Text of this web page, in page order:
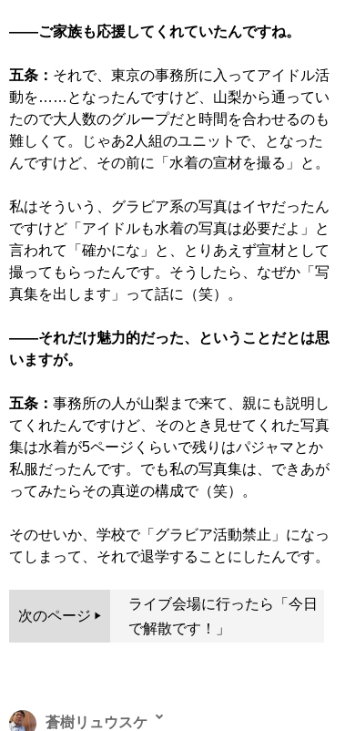
――ご家族も応援してくれていたんですね。
五条： それで、東京の事務所に入ってアイドル活
動を……となったんですけど、山梨から通ってい
たので大人数のグループだと時間を合わせるのも
難しくて。じゃあ2人組のユニットで、となった
んですけど、その前に「水着の宣材を撮る」と。
私はそういう、グラビア系の写真はイヤだったん
ですけど「アイドルも水着の写真は必要だよ」と
言われて「確かにな」と、とりあえず宣材として
撮ってもらったんです。そうしたら、なぜか「写
真集を出します」って話に（笑）。
――それだけ魅力的だった、ということだとは思
いますが。
五条： 事務所の人が山梨まで来て、親にも説明し
てくれたんですけど、そのとき見せてくれた写真
集は水着が5ページくらいで残りはパジャマとか
私服だったんです。でも私の写真集は、できあが
ってみたらその真逆の構成で（笑）。
そのせいか、学校で「グラビア活動禁止」になっ
てしまって、それで退学することにしたんです。
次のページ
ライブ会場に行ったら「今日
で解散です！」
蒼樹リュウスケ